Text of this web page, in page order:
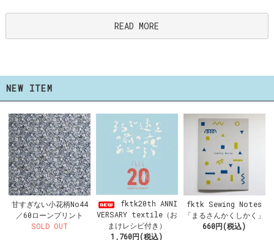
READ MORE
NEW ITEM
甘すぎない小花柄No44
／60ローンプリント
SOLD OUT
fktk20th ANNI
VERSARY textile（お
まけレシピ付き）
1,760円(税込)
fktk Sewing Notes
「まるさんかくしかく」
660円(税込)